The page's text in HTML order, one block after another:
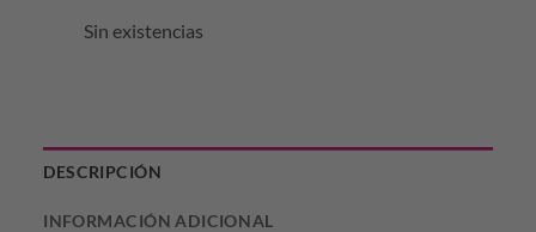
Sin existencias
DESCRIPCIÓN
INFORMACIÓN ADICIONAL